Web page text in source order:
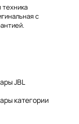
техника
с
JBL
категории